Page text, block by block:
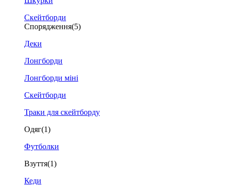
Скейтборди
Спорядження(5)
Деки
Лонгборди
Лонгборди міні
Скейтборди
Траки для скейтборду
Одяг(1)
Футболки
Взуття(1)
Кеди